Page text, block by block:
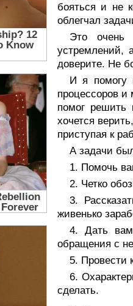
бояться и не
облегчал
Это очень
устремлений,
доверите. Не
И я помогу
процессоров и
помог
хочется
приступая к
А задачи
1. Помочь
2. Четко
3.
живенько
4. Дать вам
обращения с
5. Провести
6.
сделать.